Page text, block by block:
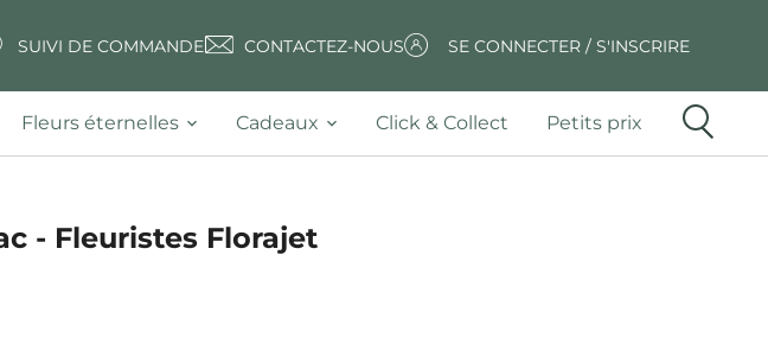
SUIVI DE COMMANDE CONTACTEZ-NOUS SE CONNECTER / S'INSCRIRE
Fleurs éternelles Cadeaux Click & Collect Petits prix
- Fleuristes Florajet